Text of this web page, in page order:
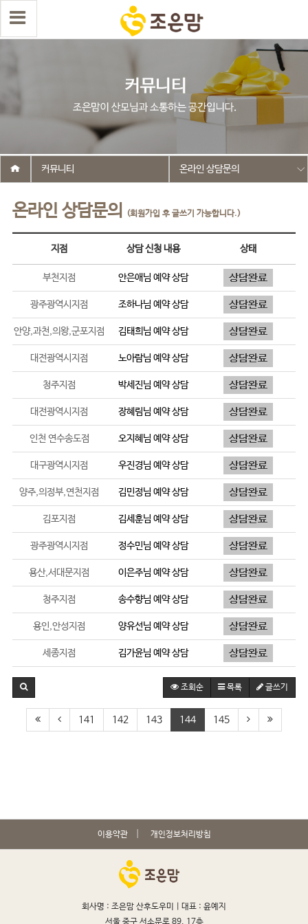
온라인 상담문의 (회원가입 후 글쓰기 가능합니다.)
커뮤니티 온라인 상담문의
지점 상담 신청 내용 상태
부천지점 안은애님 예약 상담
광주광역시지점 조하나님 예약 상담
안양,과천,의왕,군포지점 김태희님 예약 상담
대전광역시지점 노아람님 예약 상담
청주지점 박세진님 예약 상담
대전광역시지점 장혜림님 예약 상담
인천 연수송도점 오지혜 님 예약 상담
대구광역시지점 우진경님 예약 상담
양주,의정부,연천지점 김민정님 예약 상담
김포지점 김세훈님 예약 상담
광주광역시지점 정수민님 예약 상담
용산,서대문지점 이은주님 예약 상담
청주지점 송수향님 예약 상담
용인,안성지점 양유선님 예약 상담
세종지점 김가윤님 예약 상담
조회순 목록 글쓰기
141 142 143 144 145
이용약관 개인정보처리방침
회사명 : 조은맘 산후도우미 | 대표 : 윤예지
서울 중구 서소문로 89, 17층